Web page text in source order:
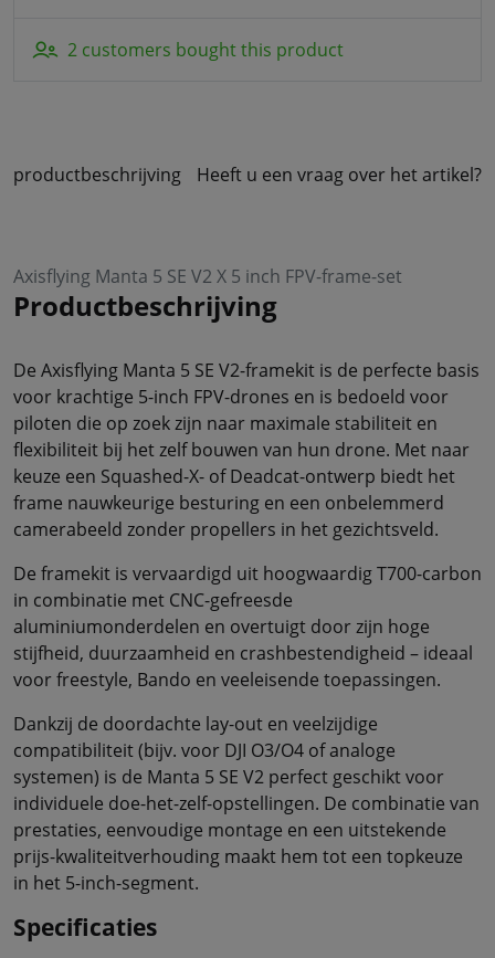
2 customers bought this product
productbeschrijving Heeft u een vraag over het artikel?
Axisflying Manta 5 SE V2 X 5 inch FPV-frame-set
Productbeschrijving
De Axisflying Manta 5 SE V2-framekit is de perfecte basis
voor krachtige 5-inch FPV-drones en is bedoeld voor
piloten die op zoek zijn naar maximale stabiliteit en
flexibiliteit bij het zelf bouwen van hun drone. Met naar
keuze een Squashed-X- of Deadcat-ontwerp biedt het
frame nauwkeurige besturing en een onbelemmerd
camerabeeld zonder propellers in het gezichtsveld.
De framekit is vervaardigd uit hoogwaardig T700-carbon
in combinatie met CNC-gefreesde
aluminiumonderdelen en overtuigt door zijn hoge
stijfheid, duurzaamheid en crashbestendigheid – ideaal
voor freestyle, Bando en veeleisende toepassingen.
Dankzij de doordachte lay-out en veelzijdige
compatibiliteit (bijv. voor DJI O3/O4 of analoge
systemen) is de Manta 5 SE V2 perfect geschikt voor
individuele doe-het-zelf-opstellingen. De combinatie van
prestaties, eenvoudige montage en een uitstekende
prijs-kwaliteitverhouding maakt hem tot een topkeuze
in het 5-inch-segment.
Specificaties